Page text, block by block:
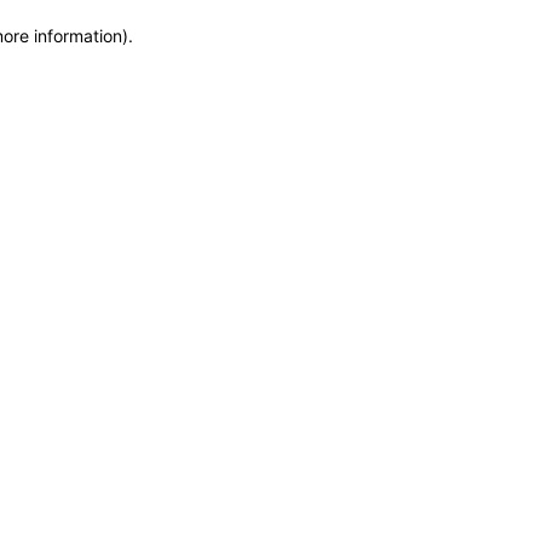
information).